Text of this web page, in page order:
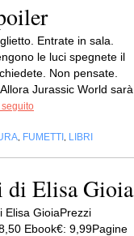
Entrate in sala.
le luci spegnete il
Non pensate.
Jurassic World sarà
seguito
FUMETTI LIBRI
di Elisa Gioia
Elisa GioiaPrezzi
Ebook€: 9,99Pagine